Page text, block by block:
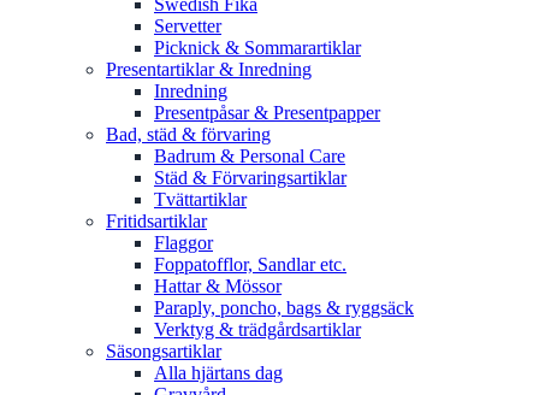
Swedish Fika
Servetter
Picknick & Sommarartiklar
Presentartiklar & Inredning
Inredning
Presentpåsar & Presentpapper
Bad, städ & förvaring
Badrum & Personal Care
Städ & Förvaringsartiklar
Tvättartiklar
Fritidsartiklar
Flaggor
Foppatofflor, Sandlar etc.
Hattar & Mössor
Paraply, poncho, bags & ryggsäck
Verktyg & trädgårdsartiklar
Säsongsartiklar
Alla hjärtans dag